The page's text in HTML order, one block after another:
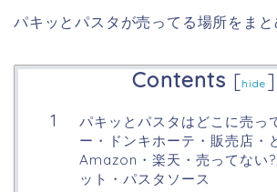
パキッとパスタが売ってる場所をまと
Contents [hide ]
パキッとパスタはどこに売っ
ー・ドンキホーテ・販売店・
Amazon・楽天・売ってない
ット・パスタソース